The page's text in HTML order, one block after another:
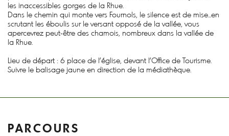
les inaccessibles gorges de la Rhue.
Dans le chemin qui monte vers Fournols, le silence est de mise...en
scrutant les éboulis sur le versant opposé de la vallée, vous
apercevrez peut-être des chamois, nombreux dans la vallée de
la Rhue.
Lieu de départ : 6 place de l'église, devant l'Office de Tourisme.
Suivre le balisage jaune en direction de la médiathèque.
PARCOURS